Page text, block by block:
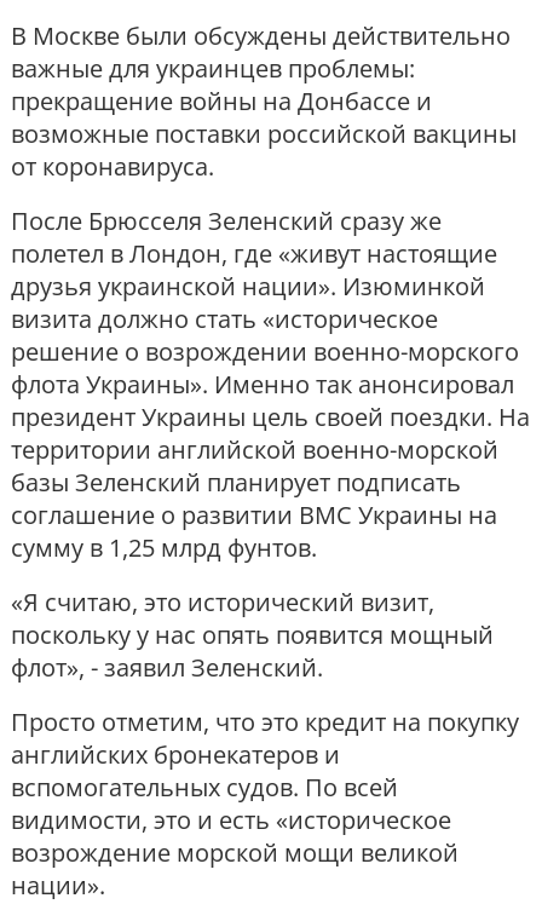
В Москве были обсуждены действительно
важные для украинцев проблемы:
прекращение войны на Донбассе и
возможные поставки российской вакцины
от коронавируса.
После Брюсселя Зеленский сразу же
полетел в Лондон, где «живут настоящие
друзья украинской нации». Изюминкой
визита должно стать «историческое
решение о возрождении военно-морского
флота Украины». Именно так анонсировал
президент Украины цель своей поездки. На
территории английской военно-морской
базы Зеленский планирует подписать
соглашение о развитии ВМС Украины на
сумму в 1,25 млрд фунтов.
«Я считаю, это исторический визит,
поскольку у нас опять появится мощный
флот», - заявил Зеленский.
Просто отметим, что это кредит на покупку
английских бронекатеров и
вспомогательных судов. По всей
видимости, это и есть «историческое
возрождение морской мощи великой
нации».